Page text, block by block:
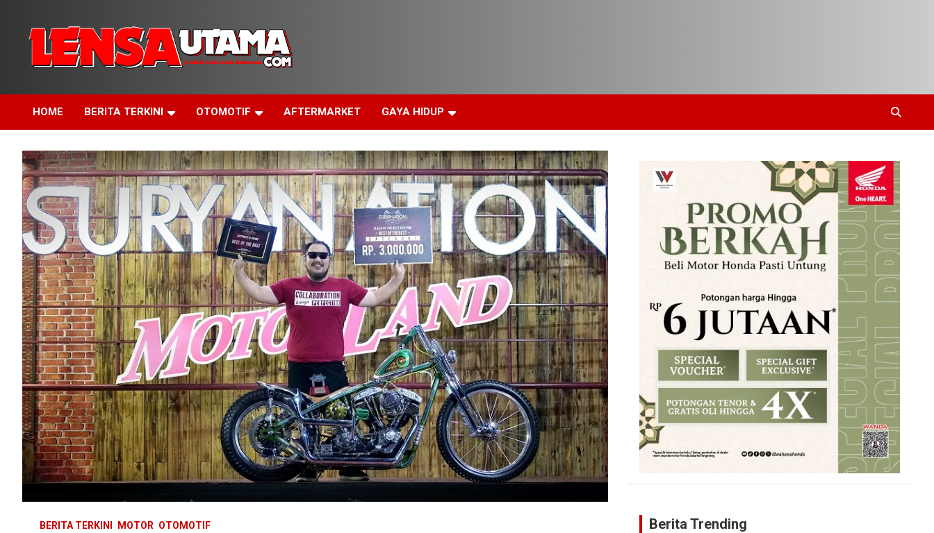
content
LensaUtama
HOME BERITA TERKINI OTOMOTIF AFTERMARKET GAYA HIDUP
BERITA TERKINI MOTOR OTOMOTIF Berita Trending